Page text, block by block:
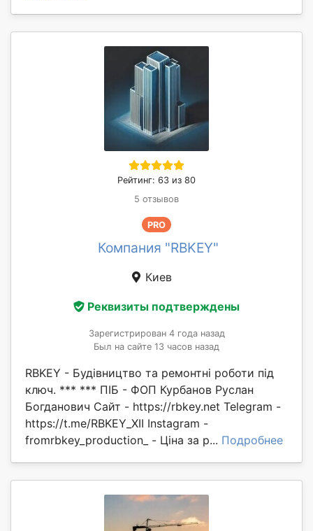
Рейтинг: 63 из 80
5 отзывов
PRO
Компания "RBKEY"
Киев
Реквизиты подтверждены
Зарегистрирован 4 года назад
Был на сайте 13 часов назад
RBKEY - Будівництво та ремонтні роботи під
ключ. *** *** ПІБ - ФОП Курбанов Руслан
Богданович Сайт - https://rbkey.net Telegram -
https://t.me/RBKEY_XII Instagram -
fromrbkey_production_ - Ціна за р... Подробнее